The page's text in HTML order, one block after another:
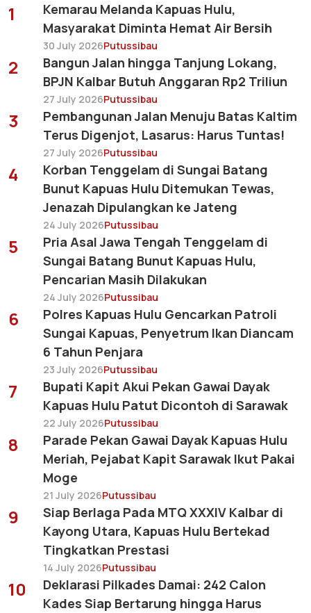
1
Kemarau Melanda Kapuas Hulu,
Masyarakat Diminta Hemat Air Bersih
30 July 2026Putussibau
2
Bangun Jalan hingga Tanjung Lokang,
BPJN Kalbar Butuh Anggaran Rp2 Triliun
27 July 2026Putussibau
3
Pembangunan Jalan Menuju Batas Kaltim
Terus Digenjot, Lasarus: Harus Tuntas!
27 July 2026Putussibau
4
Korban Tenggelam di Sungai Batang
Bunut Kapuas Hulu Ditemukan Tewas,
Jenazah Dipulangkan ke Jateng
24 July 2026Putussibau
5
Pria Asal Jawa Tengah Tenggelam di
Sungai Batang Bunut Kapuas Hulu,
Pencarian Masih Dilakukan
24 July 2026Putussibau
6
Polres Kapuas Hulu Gencarkan Patroli
Sungai Kapuas, Penyetrum Ikan Diancam
6 Tahun Penjara
23 July 2026Putussibau
7
Bupati Kapit Akui Pekan Gawai Dayak
Kapuas Hulu Patut Dicontoh di Sarawak
22 July 2026Putussibau
8
Parade Pekan Gawai Dayak Kapuas Hulu
Meriah, Pejabat Kapit Sarawak Ikut Pakai
Moge
21 July 2026Putussibau
9
Siap Berlaga Pada MTQ XXXIV Kalbar di
Kayong Utara, Kapuas Hulu Bertekad
Tingkatkan Prestasi
14 July 2026Putussibau
10
Deklarasi Pilkades Damai: 242 Calon
Kades Siap Bertarung hingga Harus